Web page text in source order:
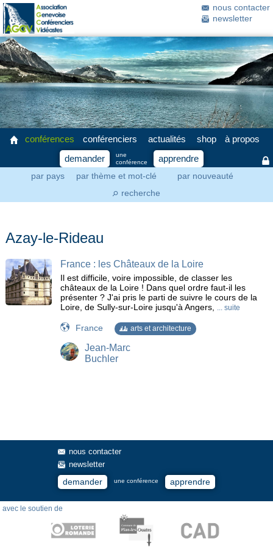
nous contacter
newsletter
conférences
par pays par thème et mot-clé par nouveauté
⚲ recherche
conférenciers actualités shop
à propos
demander
une
conférence
apprendre
Azay-le-Rideau
France : les Châteaux de la Loire
Il est difficile, voire impossible, de classer les
châteaux de la Loire ! Dans quel ordre faut-il les
présenter ? J'ai pris le parti de suivre le cours de la
Loire, de Sully-sur-Loire jusqu'à Angers,
... suite
France arts et architecture
Jean-Marc
Buchler
nous contacter
newsletter
demander une conférence apprendre
avec le soutien de